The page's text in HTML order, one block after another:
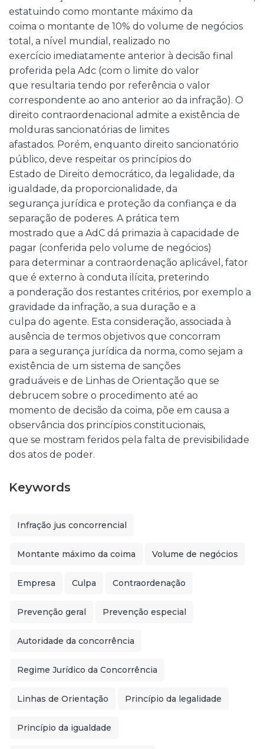
estatuindo como montante máximo da
coima o montante de 10% do volume de negócios
total, a nível mundial, realizado no
exercício imediatamente anterior à decisão final
proferida pela Adc (com o limite do valor
que resultaria tendo por referência o valor
correspondente ao ano anterior ao da infração). O
direito contraordenacional admite a existência de
molduras sancionatórias de limites
afastados. Porém, enquanto direito sancionatório
público, deve respeitar os princípios do
Estado de Direito democrático, da legalidade, da
igualdade, da proporcionalidade, da
segurança jurídica e proteção da confiança e da
separação de poderes. A prática tem
mostrado que a AdC dá primazia à capacidade de
pagar (conferida pelo volume de negócios)
para determinar a contraordenação aplicável, fator
que é externo à conduta ilícita, preterindo
a ponderação dos restantes critérios, por exemplo a
gravidade da infração, a sua duração e a
culpa do agente. Esta consideração, associada à
ausência de termos objetivos que concorram
para a segurança jurídica da norma, como sejam a
existência de um sistema de sanções
graduáveis e de Linhas de Orientação que se
debrucem sobre o procedimento até ao
momento de decisão da coima, põe em causa a
observância dos princípios constitucionais,
que se mostram feridos pela falta de previsibilidade
dos atos de poder.
Keywords
Infração jus concorrencial
Montante máximo da coima Volume de negócios
Empresa Culpa Contraordenação
Prevenção geral Prevenção especial
Autoridade da concorrência
Regime Jurídico da Concorrência
Linhas de Orientação Princípio da legalidade
Princípio da igualdade